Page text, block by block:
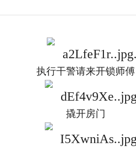
执行干警请来开锁师傅
撬开房门